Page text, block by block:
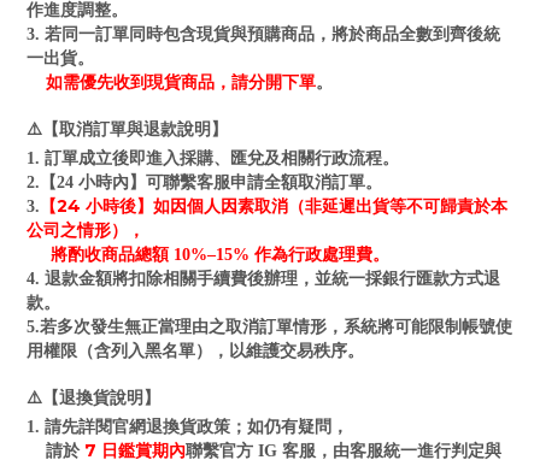
作進度調整。
3. 若同一訂單同時包含現貨與預購商品，將於商品全數到齊後統
一出貨。
如需優先收到現貨商品，請分開下單。
⚠️【取消訂單與退款說明】
1. 訂單成立後即進入採購、匯兌及相關行政流程。
2.【24 小時內】可聯繫客服申請全額取消訂單。
3.
【24 小時後】如因個人因素取消（非延遲出貨等不可歸責於本
公司之情形），
將酌收商品總額 10%–15% 作為行政處理費。
4. 退款金額將扣除相關手續費後辦理，並統一採銀行匯款方式退
款。
5.若多次發生無正當理由之取消訂單情形，系統將可能限制帳號使
用權限（含列入黑名單），以維護交易秩序。
⚠️【退換貨說明】
1. 請先詳閱官網退換貨政策；如仍有疑問，
請於 7 日鑑賞期內聯繫官方 IG 客服，由客服統一進行判定與